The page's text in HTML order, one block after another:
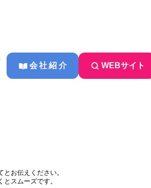
会社紹介 WEBサイト
お伝えください。
スムーズです。